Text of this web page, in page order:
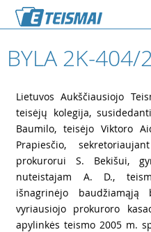
BYLA 2K-404/
Lietuvos Aukščiausiojo
teisėjų kolegija,
Baumilo, teisėjo Viktoro
Prapiesčio,
prokurorui S. Bekišui,
nuteistajam A. D.,
išnagrinėjo
vyriausiojo prokuroro
apylinkės teismo 2005 m.